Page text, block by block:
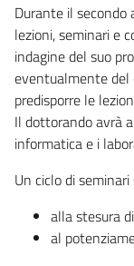
Durante il secondo
lezioni, seminari e
indagine del suo
eventualmente del
predisporre le
Il dottorando avrà
informatica e i
Un ciclo di
alla stesura
al